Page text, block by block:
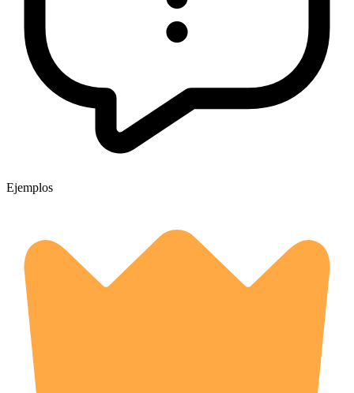
Ejemplos